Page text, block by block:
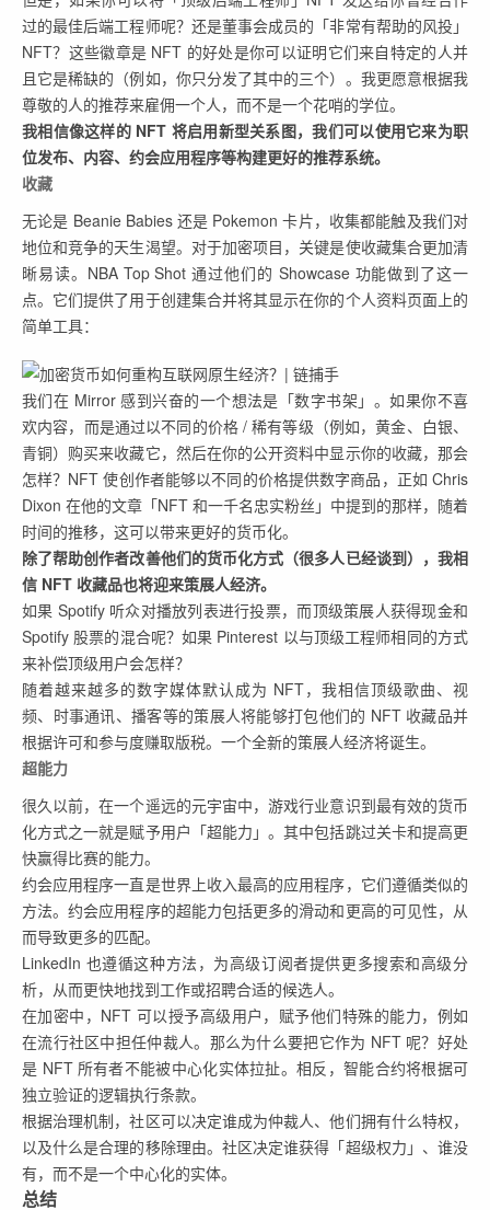
过的最佳后端工程师呢？还是董事会成员的「非常有帮助的风投」
NFT？这些徽章是 NFT 的好处是你可以证明它们来自特定的人并
且它是稀缺的（例如，你只分发了其中的三个）。我更愿意根据我
尊敬的人的推荐来雇佣一个人，而不是一个花哨的学位。
我相信像这样的 NFT 将启用新型关系图，我们可以使用它来为职
位发布、内容、约会应用程序等构建更好的推荐系统。
收藏
无论是 Beanie Babies 还是 Pokemon 卡片，收集都能触及我们对
地位和竞争的天生渴望。对于加密项目，关键是使收藏集合更加清
晰易读。NBA Top Shot 通过他们的 Showcase 功能做到了这一
点。它们提供了用于创建集合并将其显示在你的个人资料页面上的
简单工具：
我们在 Mirror 感到兴奋的一个想法是「数字书架」。如果你不喜
欢内容，而是通过以不同的价格 / 稀有等级（例如，黄金、白银、
青铜）购买来收藏它，然后在你的公开资料中显示你的收藏，那会
怎样？NFT 使创作者能够以不同的价格提供数字商品，正如 Chris
Dixon 在他的文章「NFT 和一千名忠实粉丝」中提到的那样，随着
时间的推移，这可以带来更好的货币化。
除了帮助创作者改善他们的货币化方式（很多人已经谈到），我相
信 NFT 收藏品也将迎来策展人经济。
如果 Spotify 听众对播放列表进行投票，而顶级策展人获得现金和
Spotify 股票的混合呢？如果 Pinterest 以与顶级工程师相同的方式
来补偿顶级用户会怎样？
随着越来越多的数字媒体默认成为 NFT，我相信顶级歌曲、视
频、时事通讯、播客等的策展人将能够打包他们的 NFT 收藏品并
根据许可和参与度赚取版税。一个全新的策展人经济将诞生。
超能力
很久以前，在一个遥远的元宇宙中，游戏行业意识到最有效的货币
化方式之一就是赋予用户「超能力」。其中包括跳过关卡和提高更
快赢得比赛的能力。
约会应用程序一直是世界上收入最高的应用程序，它们遵循类似的
方法。约会应用程序的超能力包括更多的滑动和更高的可见性，从
而导致更多的匹配。
LinkedIn 也遵循这种方法，为高级订阅者提供更多搜索和高级分
析，从而更快地找到工作或招聘合适的候选人。
在加密中，NFT 可以授予高级用户，赋予他们特殊的能力，例如
在流行社区中担任仲裁人。那么为什么要把它作为 NFT 呢？好处
是 NFT 所有者不能被中心化实体拉扯。相反，智能合约将根据可
独立验证的逻辑执行条款。
根据治理机制，社区可以决定谁成为仲裁人、他们拥有什么特权，
以及什么是合理的移除理由。社区决定谁获得「超级权力」、谁没
有，而不是一个中心化的实体。
总结